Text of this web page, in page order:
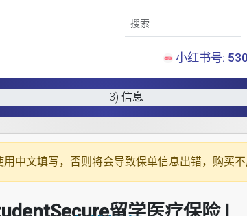
小红书号:
3) 信息
用中文填写，否则将会导致保单信息出错，购买不